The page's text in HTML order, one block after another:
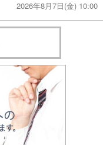
2026年8月7日(金) 10:00